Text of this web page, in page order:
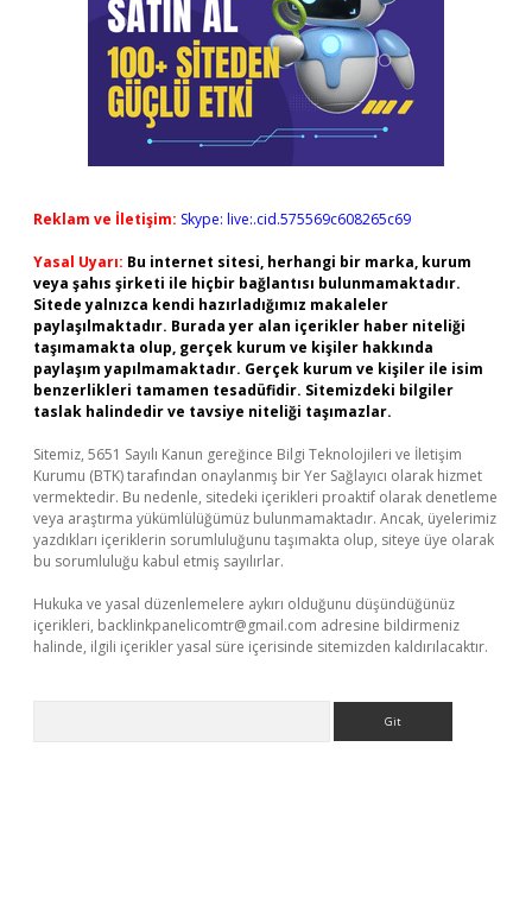
Reklam ve İletişim: Skype: live:.cid.575569c608265c69
Yasal Uyarı: Bu internet sitesi, herhangi bir marka, kurum
veya şahıs şirketi ile hiçbir bağlantısı bulunmamaktadır.
Sitede yalnızca kendi hazırladığımız makaleler
paylaşılmaktadır. Burada yer alan içerikler haber niteliği
taşımamakta olup, gerçek kurum ve kişiler hakkında
paylaşım yapılmamaktadır. Gerçek kurum ve kişiler ile isim
benzerlikleri tamamen tesadüfidir. Sitemizdeki bilgiler
taslak halindedir ve tavsiye niteliği taşımazlar.
Sitemiz, 5651 Sayılı Kanun gereğince Bilgi Teknolojileri ve İletişim
Kurumu (BTK) tarafından onaylanmış bir Yer Sağlayıcı olarak hizmet
vermektedir. Bu nedenle, sitedeki içerikleri proaktif olarak denetleme
veya araştırma yükümlülüğümüz bulunmamaktadır. Ancak, üyelerimiz
yazdıkları içeriklerin sorumluluğunu taşımakta olup, siteye üye olarak
bu sorumluluğu kabul etmiş sayılırlar.
Hukuka ve yasal düzenlemelere aykırı olduğunu düşündüğünüz
içerikleri, backlinkpanelicomtr@gmail.com adresine bildirmeniz
halinde, ilgili içerikler yasal süre içerisinde sitemizden kaldırılacaktır.